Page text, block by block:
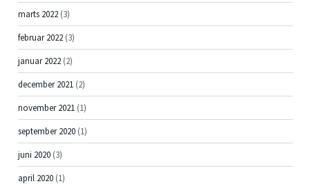
marts 2022 (3)
februar 2022 (3)
januar 2022 (2)
december 2021 (2)
november 2021 (1)
september 2020 (1)
juni 2020 (3)
april 2020 (1)